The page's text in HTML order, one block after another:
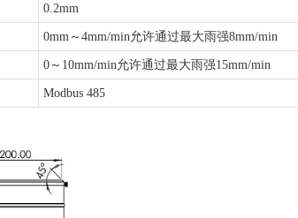
0.2mm
0mm～4mm/min允许通过最大雨强8mm/min
0～10mm/min允许通过最大雨强15mm/min
Modbus 485